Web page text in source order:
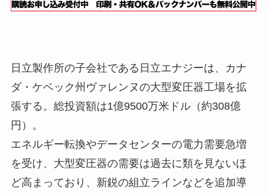
日立製作所の子会社である日立エナジーは、カナ
ダ・ケベック州ヴァレンヌの大型変圧器工場を拡
張する。総投資額は1億9500万米ドル（約308億
円）。
エネルギー転換やデータセンターの電力需要急増
を受け、大型変圧器の需要は過去に類を見ないほ
ど高まっており、新鋭の組立ラインなどを追加導